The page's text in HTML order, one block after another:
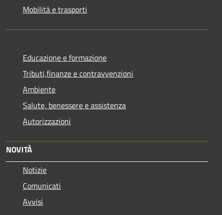
Mobilità e trasporti
Educazione e formazione
Tributi,finanze e contravvenzioni
Ambiente
Salute, benessere e assistenza
Autorizzazioni
NOVITÀ
Notizie
Comunicati
Avvisi